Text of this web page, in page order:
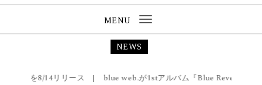
MENU
Toggle
NEWS
blue web.が1stアルバム『Blue Reverberation』をリリース & 幡